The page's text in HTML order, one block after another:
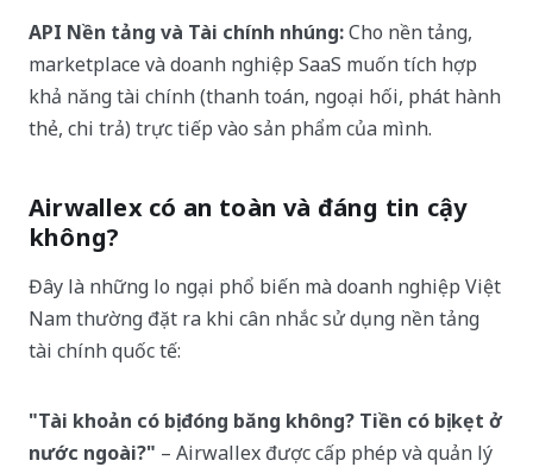
API Nền tảng và Tài chính nhúng:Cho nền tảng,
marketplace và doanh nghiệp SaaS muốn tích hợp
khả năng tài chính (thanh toán, ngoại hối, phát hành
thẻ, chi trả) trực tiếp vào sản phẩm của mình.
Airwallex có an toàn và đáng tin cậy
không?
Đây là những lo ngại phổ biến mà doanh nghiệp Việt
Nam thường đặt ra khi cân nhắc sử dụng nền tảng
tài chính quốc tế:
"Tài khoản có bị đóng băng không? Tiền có bị kẹt ở
nước ngoài?" – Airwallex được cấp phép và quản lý